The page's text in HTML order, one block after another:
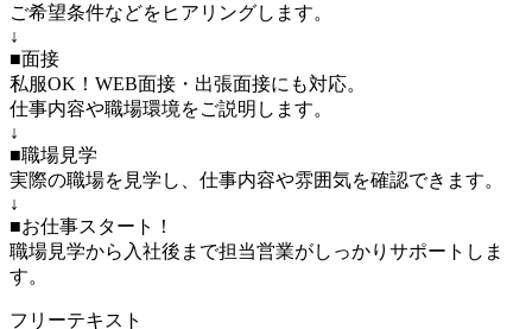
ご希望条件などをヒアリングします。
↓
■面接
私服OK！WEB面接・出張面接にも対応。
仕事内容や職場環境をご説明します。
↓
■職場見学
実際の職場を見学し、仕事内容や雰囲気を確認できます。
↓
■お仕事スタート！
職場見学から入社後まで担当営業がしっかりサポートしま
す。
フリーテキスト